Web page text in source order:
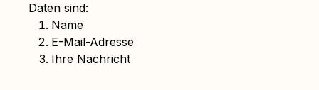
Daten sind:
Name
E-Mail-Adresse
Ihre Nachricht